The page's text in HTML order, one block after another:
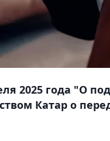
2025 года "О
Катар о